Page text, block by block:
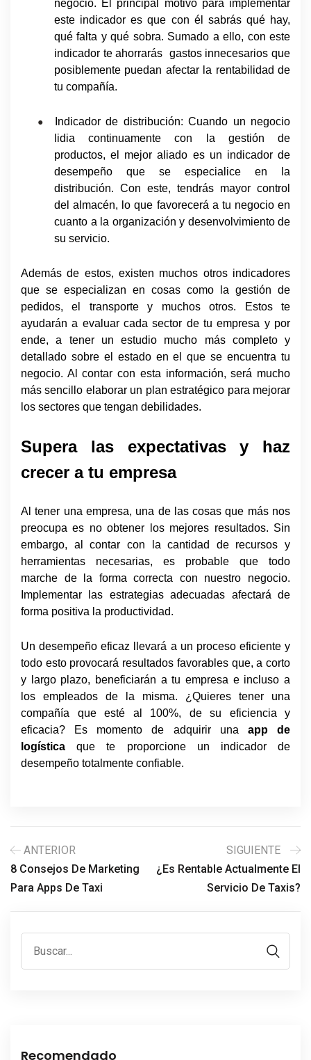
negocio. El principal motivo para implementar
este indicador es que con él sabrás qué hay,
qué falta y qué sobra. Sumado a ello, con este
indicador te ahorrarás gastos innecesarios que
posiblemente puedan afectar la rentabilidad de
tu compañía.
●
Indicador de distribución: Cuando un negocio
lidia continuamente con la gestión de
productos, el mejor aliado es un indicador de
desempeño que se especialice en la
distribución. Con este, tendrás mayor control
del almacén, lo que favorecerá a tu negocio en
cuanto a la organización y desenvolvimiento de
su servicio.
Además de estos, existen muchos otros indicadores
que se especializan en cosas como la gestión de
pedidos, el transporte y muchos otros. Estos te
ayudarán a evaluar cada sector de tu empresa y por
ende, a tener un estudio mucho más completo y
detallado sobre el estado en el que se encuentra tu
negocio. Al contar con esta información, será mucho
más sencillo elaborar un plan estratégico para mejorar
los sectores que tengan debilidades.
Supera las expectativas y haz
crecer a tu empresa
Al tener una empresa, una de las cosas que más nos
preocupa es no obtener los mejores resultados. Sin
embargo, al contar con la cantidad de recursos y
herramientas necesarias, es probable que todo
marche de la forma correcta con nuestro negocio.
Implementar las estrategias adecuadas afectará de
forma positiva la productividad.
Un desempeño eficaz llevará a un proceso eficiente y
todo esto provocará resultados favorables que, a corto
y largo plazo, beneficiarán a tu empresa e incluso a
los empleados de la misma. ¿Quieres tener una
compañía que esté al 100%, de su eficiencia y
eficacia? Es momento de adquirir una app de
logística que te proporcione un indicador de
desempeño totalmente confiable.
ANTERIOR
8 Consejos De Marketing
Para Apps De Taxi
SIGUIENTE
¿Es Rentable Actualmente El
Servicio De Taxis?
Recomendado